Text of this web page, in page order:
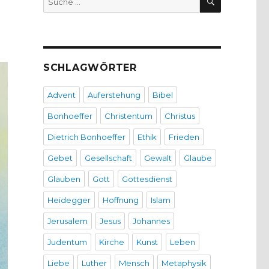
nach:
SCHLAGWÖRTER
Advent Auferstehung Bibel
Bonhoeffer Christentum Christus
Dietrich Bonhoeffer Ethik Frieden
Gebet Gesellschaft Gewalt Glaube
Glauben Gott Gottesdienst
Heidegger Hoffnung Islam
Jerusalem Jesus Johannes
Judentum Kirche Kunst Leben
Liebe Luther Mensch Metaphysik